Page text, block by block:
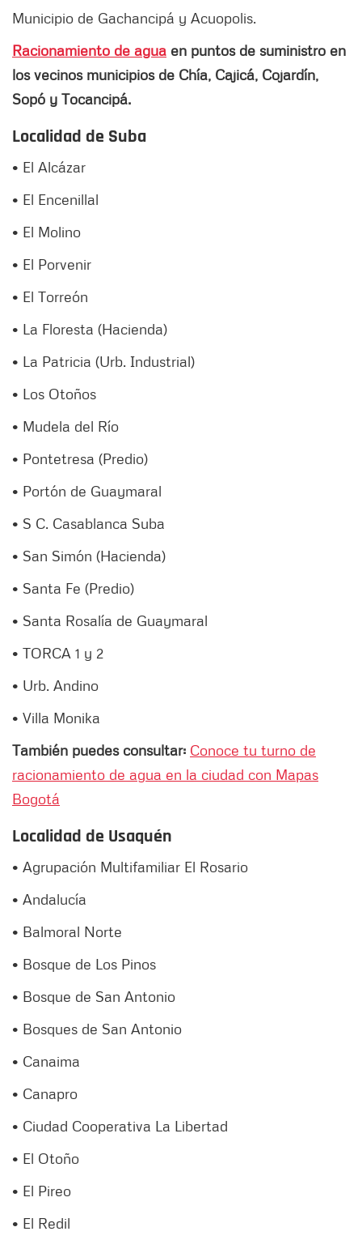
Municipio de Gachancipá y Acuopolis.
Racionamiento de agua en puntos de suministro en
los vecinos municipios de Chía, Cajicá, Cojardín,
Sopó y Tocancipá.
Localidad de Suba
• El Alcázar
• El Encenillal
• El Molino
• El Porvenir
• El Torreón
• La Floresta (Hacienda)
• La Patricia (Urb. Industrial)
• Los Otoños
• Mudela del Río
• Pontetresa (Predio)
• Portón de Guaymaral
• S C. Casablanca Suba
• San Simón (Hacienda)
• Santa Fe (Predio)
• Santa Rosalía de Guaymaral
• TORCA 1 y 2
• Urb. Andino
• Villa Monika
También puedes consultar: Conoce tu turno de
racionamiento de agua en la ciudad con Mapas
Bogotá
Localidad de Usaquén
• Agrupación Multifamiliar El Rosario
• Andalucía
• Balmoral Norte
• Bosque de Los Pinos
• Bosque de San Antonio
• Bosques de San Antonio
• Canaima
• Canapro
• Ciudad Cooperativa La Libertad
• El Otoño
• El Pireo
• El Redil